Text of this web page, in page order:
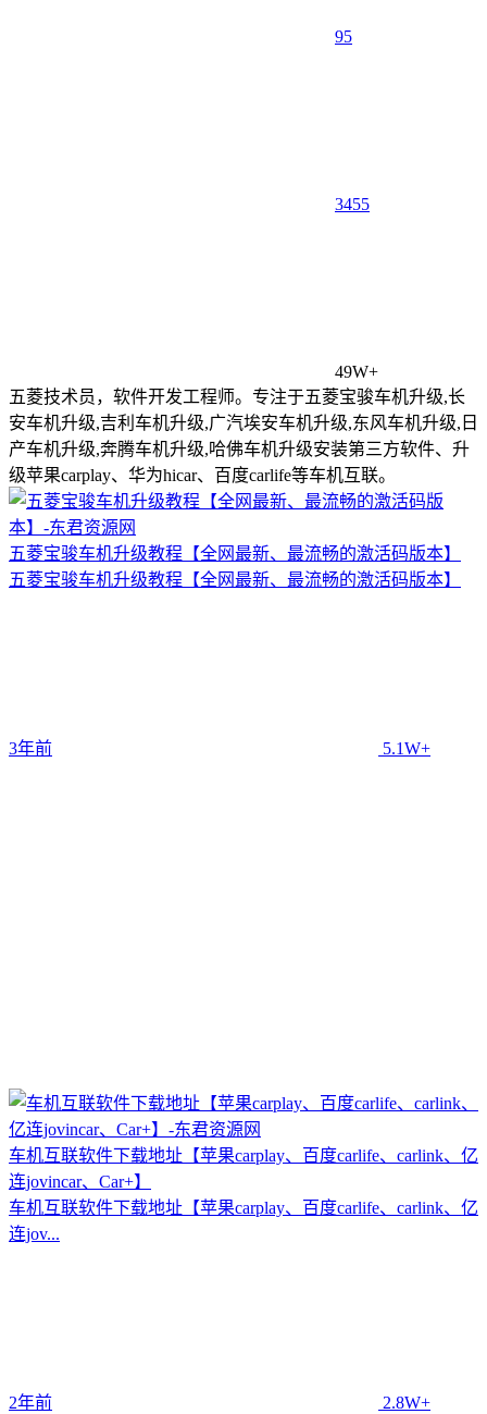
95
3455
49W+
五菱技术员，软件开发工程师。专注于五菱宝骏车机升级,长
安车机升级,吉利车机升级,广汽埃安车机升级,东风车机升级,日
产车机升级,奔腾车机升级,哈佛车机升级安装第三方软件、升
级苹果carplay、华为hicar、百度carlife等车机互联。
五菱宝骏车机升级教程【全网最新、最流畅的激活码版本】
五菱宝骏车机升级教程【全网最新、最流畅的激活码版本】
3年前 5.1W+
车机互联软件下载地址【苹果carplay、百度carlife、carlink、亿
连jovincar、Car+】
车机互联软件下载地址【苹果carplay、百度carlife、carlink、亿
连jov...
2年前 2.8W+